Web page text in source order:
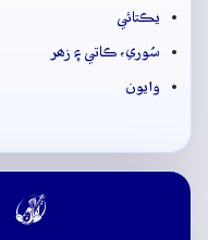
يڪتائي
سُوري، ڪاتي ۽ زھر
وايون
